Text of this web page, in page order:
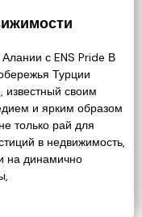
с ENS Pride В
Турции
известный своим
и ярким образом
только рай для
в недвижимость,
на динамично